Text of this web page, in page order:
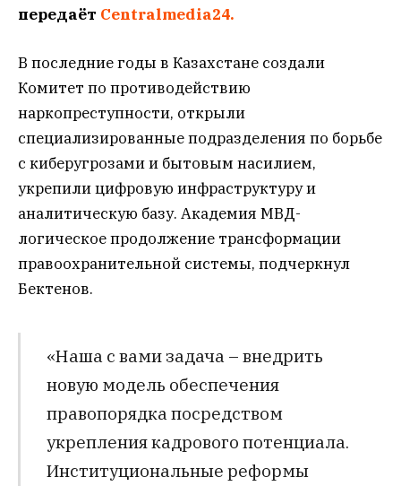
передаёт Centralmedia24.
В последние годы в Казахстане создали
Комитет по противодействию
наркопреступности, открыли
специализированные подразделения по борьбе
с киберугрозами и бытовым насилием,
укрепили цифровую инфраструктуру и
аналитическую базу. Академия МВД-
логическое продолжение трансформации
правоохранительной системы, подчеркнул
Бектенов.
«Наша с вами задача – внедрить
новую модель обеспечения
правопорядка посредством
укрепления кадрового потенциала.
Институциональные реформы